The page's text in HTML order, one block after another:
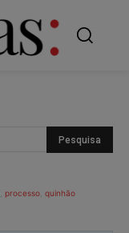
processo quinhão